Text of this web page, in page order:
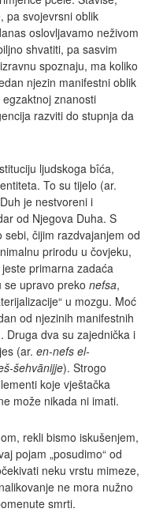
pa svojevrsni oblik
oslovljavamo neživom
shvatiti, pa sasvim
spoznaju, ma koliko
njezin manifestni oblik
znanosti
razviti do stupnja da
ljudskoga bîća,
To su tijelo (ar.
je nestvoreni i
od Njegova Duha. S
čijim razdvajanjem od
prirodu u čovjeku,
primarna zadaća
se upravo preko nefsa,
u mozgu. Moć
od njezinih manifestnih
Druga dva su zajednička i
(ar. en-nefs el-
šehvānijje). Strogo
koje vještačka
može nikada ni imati.
rekli bismo iskušenjem,
pojam „posudimo“ od
neku vrstu mimeze,
ne mora nužno
smrti.